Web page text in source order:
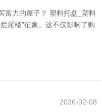
富力的屋子？ 塑料托盘_塑料
尾楼”征象。这不仅影响了购
2026-02-08